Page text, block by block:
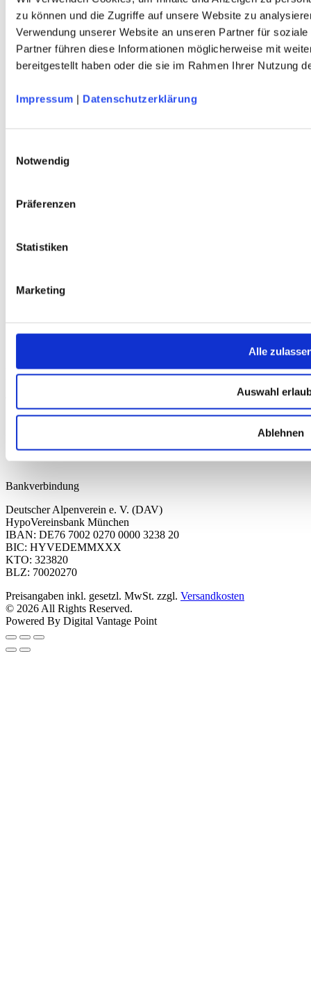
zu können und die Zugriffe auf unsere Website zu
Verwendung unserer Website an unseren Partner für
Partner führen diese Informationen möglicherweise mit
bereitgestellt haben oder die sie im Rahmen Ihrer Nutzung
Impressum | Datenschutzerklärung
Notwendig
Präferenzen
Statistiken
Marketing
Alle
Auswahl
Ablehnen
Service
Über Uns
Mein Konto
Newsletter
AGB
Widerrufsbelehrung
Erklärung zur Barrierefreiheit
WIDERRUF ERKLÄREN
Herren
Kinder
Neu
Anni-Albers-Straße 7
80807 München
FAX: 089/140 03 - 11
dav-shop@alpenverein.de
Bankverbindung
Deutscher Alpenverein e. V. (DAV)
HypoVereinsbank München
IBAN: DE76 7002 0270 0000 3238 20
BIC: HYVEDEMMXXX
KTO: 323820
BLZ: 70020270
Preisangaben inkl. gesetzl. MwSt. zzgl. Versandkosten
© 2026 All Rights Reserved.
Powered By Digital Vantage Point